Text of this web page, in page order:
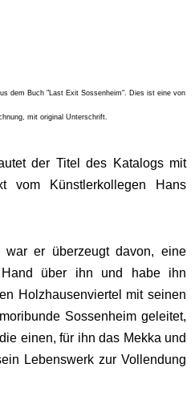
dem Buch "Last Exit Sossenheim". Dies ist eine von
mit original Unterschrift.
der Titel des Katalogs mit
vom Künstlerkollegen Hans
war er überzeugt davon, eine
über ihn und habe ihn
Holzhausenviertel mit seinen
Sossenheim geleitet,
einen, für ihn das Mekka und
Lebenswerk zur Vollendung